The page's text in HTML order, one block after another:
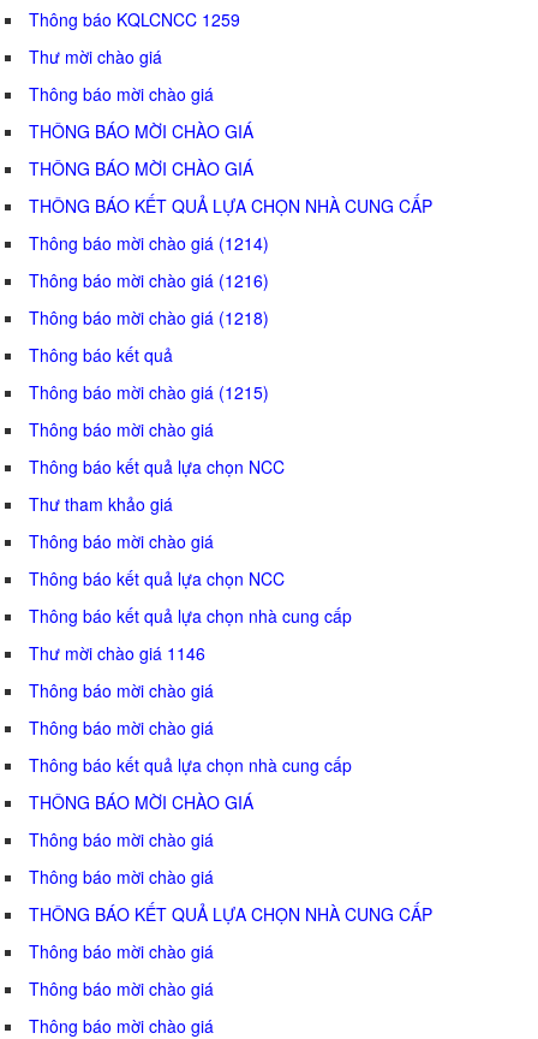
Thông báo KQLCNCC 1259
Thư mời chào giá
Thông báo mời chào giá
THÔNG BÁO MỜI CHÀO GIÁ
THÔNG BÁO MỜI CHÀO GIÁ
THÔNG BÁO KẾT QUẢ LỰA CHỌN NHÀ CUNG CẤP
Thông báo mời chào giá (1214)
Thông báo mời chào giá (1216)
Thông báo mời chào giá (1218)
Thông báo kết quả
Thông báo mời chào giá (1215)
Thông báo mời chào giá
Thông báo kết quả lựa chọn NCC
Thư tham khảo giá
Thông báo mời chào giá
Thông báo kết quả lựa chọn NCC
Thông báo kết quả lựa chọn nhà cung cấp
Thư mời chào giá 1146
Thông báo mời chào giá
Thông báo mời chào giá
Thông báo kết quả lựa chọn nhà cung cấp
THÔNG BÁO MỜI CHÀO GIÁ
Thông báo mời chào giá
Thông báo mời chào giá
THÔNG BÁO KẾT QUẢ LỰA CHỌN NHÀ CUNG CẤP
Thông báo mời chào giá
Thông báo mời chào giá
Thông báo mời chào giá